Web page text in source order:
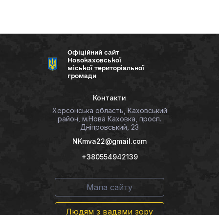
Офіційний сайт
Новокаховської
міської територіальної
громади
Контакти
Херсонська область, Каховський
район, м.Нова Каховка, просп.
Дніпровський, 23
NKmva22@gmail.com
+380554942139
Мапа сайту
Людям з вадами зору